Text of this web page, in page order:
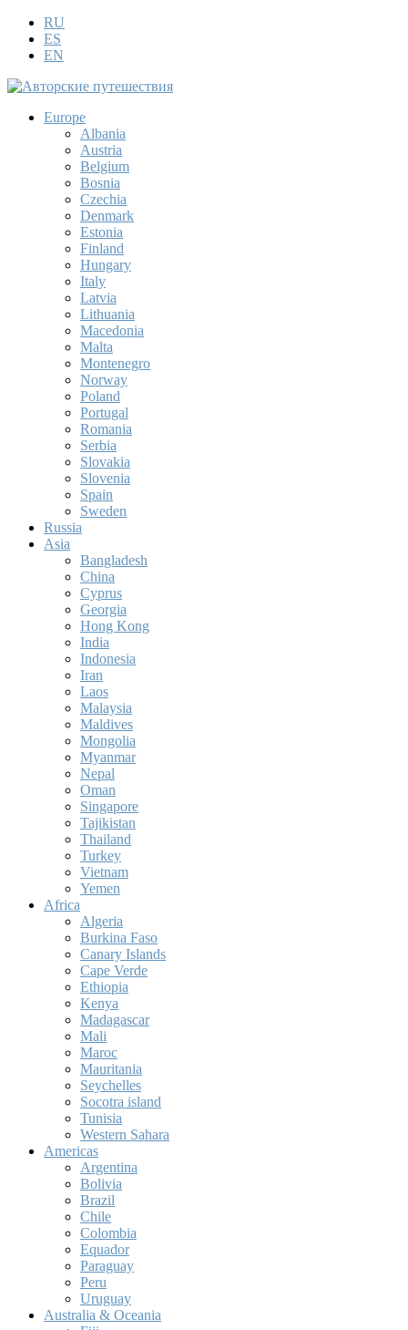
RU
ES
EN
Europe
Albania
Austria
Belgium
Bosnia
Czechia
Denmark
Estonia
Finland
Hungary
Italy
Latvia
Lithuania
Macedonia
Malta
Montenegro
Norway
Poland
Portugal
Romania
Serbia
Slovakia
Slovenia
Spain
Sweden
Russia
Asia
Bangladesh
China
Cyprus
Georgia
Hong Kong
India
Indonesia
Iran
Laos
Malaysia
Maldives
Mongolia
Myanmar
Nepal
Oman
Singapore
Tajikistan
Thailand
Turkey
Vietnam
Yemen
Africa
Algeria
Burkina Faso
Canary Islands
Cape Verde
Ethiopia
Kenya
Madagascar
Mali
Maroc
Mauritania
Seychelles
Socotra island
Tunisia
Western Sahara
Americas
Argentina
Bolivia
Brazil
Chile
Colombia
Equador
Paraguay
Peru
Uruguay
Australia & Oceania